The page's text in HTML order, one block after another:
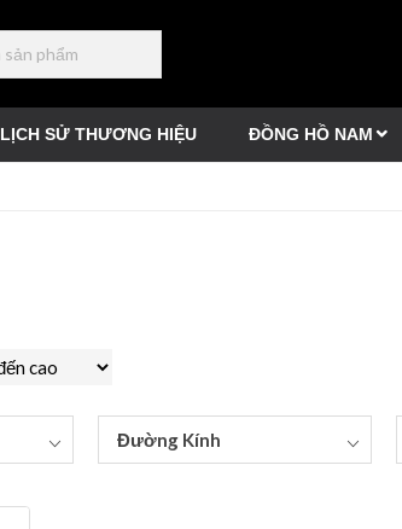
LỊCH SỬ THƯƠNG HIỆU ĐỒNG HỒ NAM
Đường Kính